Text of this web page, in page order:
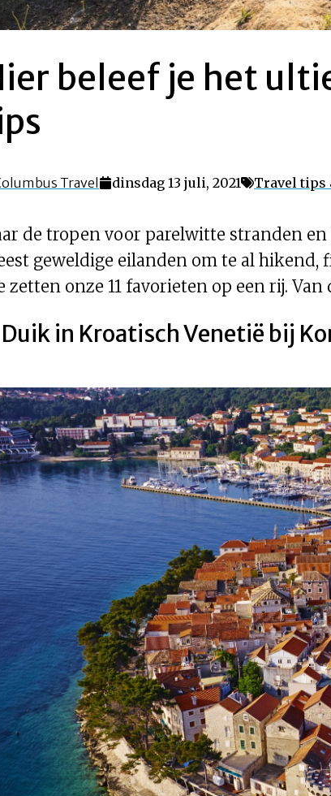
beleef je het
Travel dinsdag 13 juli, 2021 Travel tips
de tropen voor parelwitte stranden
geweldige eilanden om te al
zetten onze 11 favorieten op een rij. Van
Duik in Kroatisch Venetië bij